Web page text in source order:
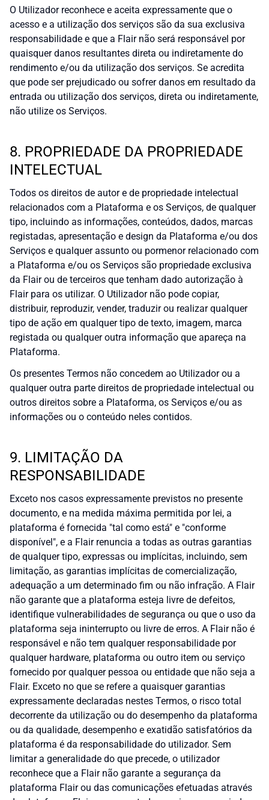
O Utilizador reconhece e aceita expressamente que o
acesso e a utilização dos serviços são da sua exclusiva
responsabilidade e que a Flair não será responsável por
quaisquer danos resultantes direta ou indiretamente do
rendimento e/ou da utilização dos serviços. Se acredita
que pode ser prejudicado ou sofrer danos em resultado da
entrada ou utilização dos serviços, direta ou indiretamente,
não utilize os Serviços.
8. PROPRIEDADE DA PROPRIEDADE
INTELECTUAL
Todos os direitos de autor e de propriedade intelectual
relacionados com a Plataforma e os Serviços, de qualquer
tipo, incluindo as informações, conteúdos, dados, marcas
registadas, apresentação e design da Plataforma e/ou dos
Serviços e qualquer assunto ou pormenor relacionado com
a Plataforma e/ou os Serviços são propriedade exclusiva
da Flair ou de terceiros que tenham dado autorização à
Flair para os utilizar. O Utilizador não pode copiar,
distribuir, reproduzir, vender, traduzir ou realizar qualquer
tipo de ação em qualquer tipo de texto, imagem, marca
registada ou qualquer outra informação que apareça na
Plataforma.
Os presentes Termos não concedem ao Utilizador ou a
qualquer outra parte direitos de propriedade intelectual ou
outros direitos sobre a Plataforma, os Serviços e/ou as
informações ou o conteúdo neles contidos.
9. LIMITAÇÃO DA
RESPONSABILIDADE
Exceto nos casos expressamente previstos no presente
documento, e na medida máxima permitida por lei, a
plataforma é fornecida "tal como está" e "conforme
disponível", e a Flair renuncia a todas as outras garantias
de qualquer tipo, expressas ou implícitas, incluindo, sem
limitação, as garantias implícitas de comercialização,
adequação a um determinado fim ou não infração. A Flair
não garante que a plataforma esteja livre de defeitos,
identifique vulnerabilidades de segurança ou que o uso da
plataforma seja ininterrupto ou livre de erros. A Flair não é
responsável e não tem qualquer responsabilidade por
qualquer hardware, plataforma ou outro item ou serviço
fornecido por qualquer pessoa ou entidade que não seja a
Flair. Exceto no que se refere a quaisquer garantias
expressamente declaradas nestes Termos, o risco total
decorrente da utilização ou do desempenho da plataforma
ou da qualidade, desempenho e exatidão satisfatórios da
plataforma é da responsabilidade do utilizador. Sem
limitar a generalidade do que precede, o utilizador
reconhece que a Flair não garante a segurança da
plataforma Flair ou das comunicações efetuadas através